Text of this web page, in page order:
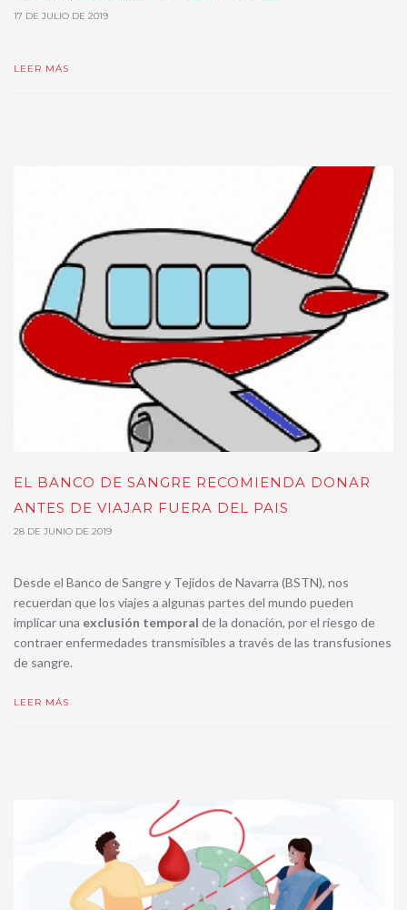
17 DE JULIO DE 2019
LEER MÁS
EL BANCO DE SANGRE RECOMIENDA DONAR
ANTES DE VIAJAR FUERA DEL PAIS
28 DE JUNIO DE 2019
Desde el Banco de Sangre y Tejidos de Navarra (BSTN), nos
recuerdan que los viajes a algunas partes del mundo pueden
implicar una exclusión temporal de la donación, por el riesgo de
contraer enfermedades transmisibles a través de las transfusiones
de sangre.
LEER MÁS